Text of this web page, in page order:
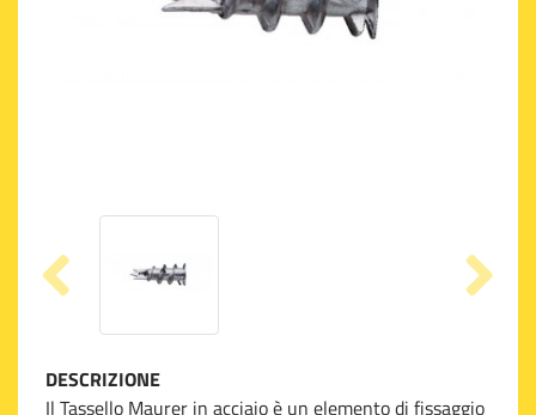
DESCRIZIONE
Il Tassello Maurer in acciaio è un elemento di fissaggio